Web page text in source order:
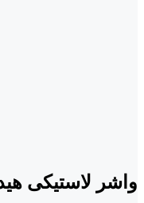
واشر لاستیکی